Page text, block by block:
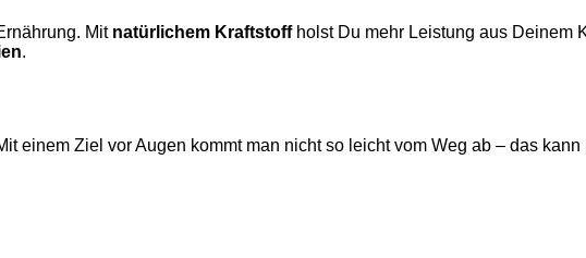
Mitnatürlichem Kraftstoffholst Du mehr Leistung aus Deinem
.
einem Ziel vor Augen kommt man nicht so leicht vom Weg ab – das